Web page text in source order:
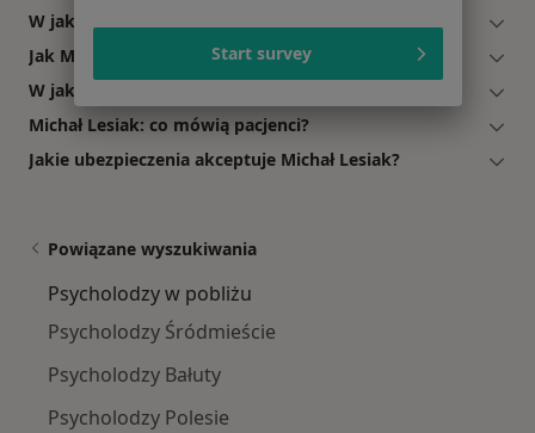
W jakich językach konsultuje Michał Lesiak?
Jak Michał Lesiak umawia wizyty?
W jakich godzinach przyjmuje Michał Lesiak?
Michał Lesiak: co mówią pacjenci?
Jakie ubezpieczenia akceptuje Michał Lesiak?
Powiązane wyszukiwania
Psycholodzy w pobliżu
Psycholodzy Śródmieście
Psycholodzy Bałuty
Psycholodzy Polesie
Start survey